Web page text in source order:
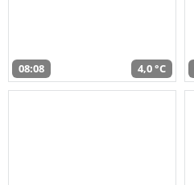
08:08 4,0 °C